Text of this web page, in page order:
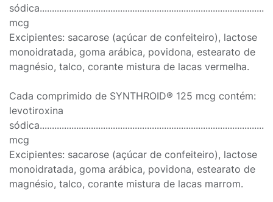
mcg
Excipientes: sacarose (açúcar de confeiteiro), lactose
monoidratada, goma arábica, povidona, estearato de
magnésio, talco, corante mistura de lacas vermelha.
Cada comprimido de SYNTHROID® 125 mcg contém:
levotiroxina
mcg
Excipientes: sacarose (açúcar de confeiteiro), lactose
monoidratada, goma arábica, povidona, estearato de
magnésio, talco, corante mistura de lacas marrom.